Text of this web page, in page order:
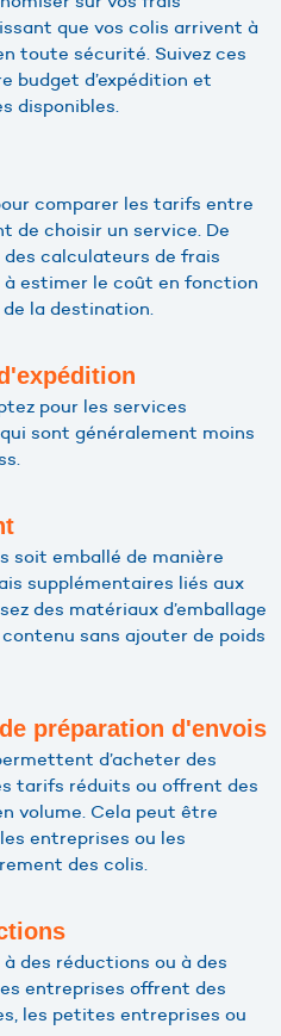
que vos colis arrivent à
toute sécurité. Suivez ces
budget d’expédition et
disponibles.
comparer les tarifs entre
de choisir un service. De
calculateurs de frais
à estimer le coût en fonction
la destination.
pour les services
sont généralement moins
soit emballé de manière
supplémentaires liés aux
des matériaux d’emballage
sans ajouter de poids
préparation d'envois
d’acheter des
tarifs réduits ou offrent des
volume. Cela peut être
entreprises ou les
des colis.
des réductions ou à des
entreprises offrent des
les petites entreprises ou